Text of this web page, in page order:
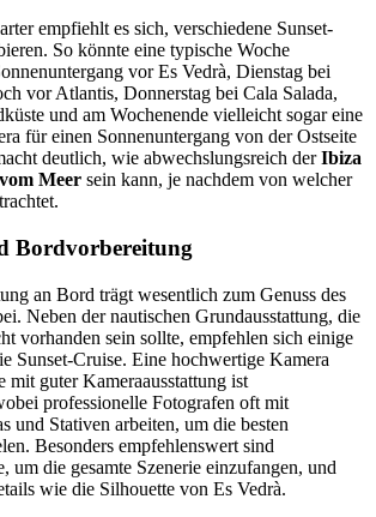
empfiehlt es sich, verschiedene Sunset-
So könnte eine typische Woche
vor Es Vedrà, Dienstag bei
vor Atlantis, Donnerstag bei Cala Salada,
und am Wochenende vielleicht sogar eine
für einen Sonnenuntergang von der Ostseite
deutlich, wie abwechslungsreich derIbiza
Meer sein kann, je nachdem von welcher
Bordvorbereitung
an Bord trägt wesentlich zum Genuss des
Neben der nautischen Grundausstattung, die
vorhanden sein sollte, empfehlen sich einige
Sunset-Cruise. Eine hochwertige Kamera
mit guter Kameraausstattung ist
professionelle Fotografen oft mit
und Stativen arbeiten, um die besten
Besonders empfehlenswert sind
um die gesamte Szenerie einzufangen, und
wie die Silhouette von Es Vedrà.